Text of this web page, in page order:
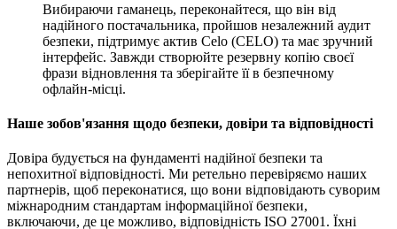
Вибираючи гаманець, переконайтеся, що він від
надійного постачальника, пройшов незалежний аудит
безпеки, підтримує актив Celo (CELO) та має зручний
інтерфейс. Завжди створюйте резервну копію своєї
фрази відновлення та зберігайте її в безпечному
офлайн-місці.
Наше зобов'язання щодо безпеки, довіри та відповідності
Довіра будується на фундаменті надійної безпеки та
непохитної відповідності. Ми ретельно перевіряємо наших
партнерів, щоб переконатися, що вони відповідають суворим
міжнародним стандартам інформаційної безпеки,
включаючи, де це можливо, відповідність ISO 27001. Їхні